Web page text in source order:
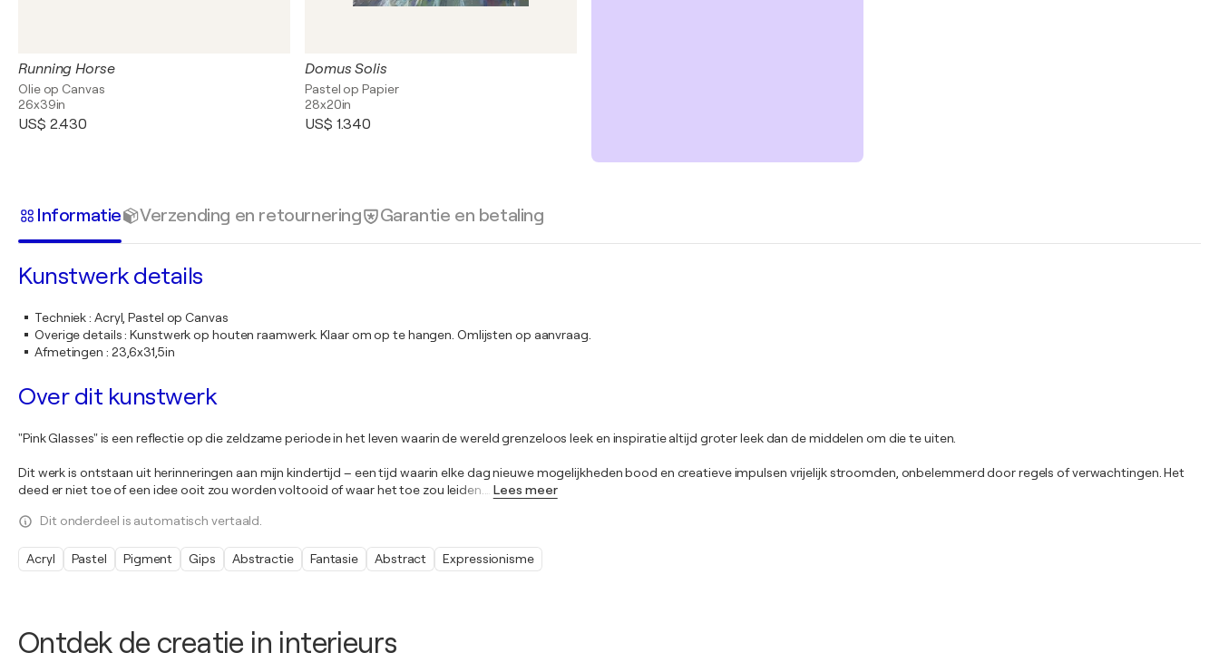
Ontdek de creatie in interieurs
Running Horse
Olie op Canvas
26x39in
US$ 2.430
Domus Solis
Pastel op Papier
28x20in
US$ 1.340
Informatie Verzending en retournering Garantie en betaling
Kunstwerk details
Techniek: Acryl, Pastel op Canvas
Overige details:Kunstwerk op houten raamwerk. Klaar om op te hangen. Omlijsten op aanvraag.
Afmetingen : 23,6x31,5in
Over dit kunstwerk
"Pink Glasses" is een reflectie op die zeldzame periode in het leven waarin de wereld grenzeloos leek en inspiratie altijd groter leek dan de middelen om die te uiten.
Dit werk is ontstaan uit herinneringen aan mijn kindertijd – een tijd waarin elke dag nieuwe mogelijkheden bood en creatieve impulsen vrijelijk stroomden, onbelemmerd door regels of verwachtingen. Het
deed er niet toe of een idee ooit zou worden voltooid of waar het toe zou leiden.
Lees meer
Dit onderdeel is automatisch vertaald.
Acryl Pastel Pigment Gips Abstractie Fantasie Abstract Expressionisme